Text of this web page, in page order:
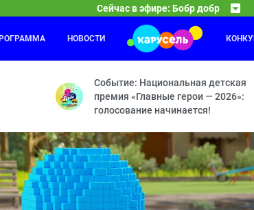
Сейчас в эфире: Бобр добр
— Похищение — Сладкоежка — Очки — Динозавр —
С добрым утром, малыши!
Герои легендарной программы
НОВОСТИ
Событие: Национальная детская
премия «Главные герои — 2026»:
голосование начинается!